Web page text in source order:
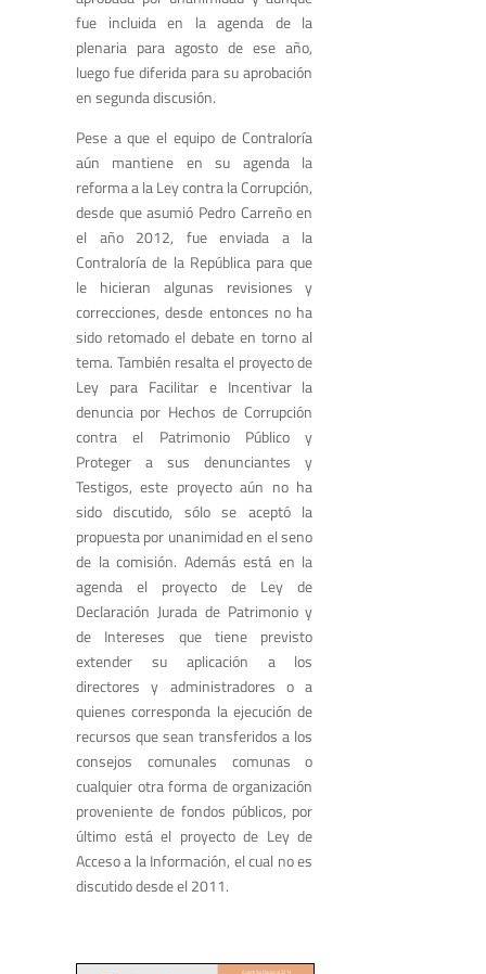
fue incluida en la agenda de la
plenaria para agosto de ese año,
luego fue diferida para su aprobación
en segunda discusión.
Pese a que el equipo de Contraloría
aún mantiene en su agenda la
reforma a la Ley contra la Corrupción,
desde que asumió Pedro Carreño en
el año 2012, fue enviada a la
Contraloría de la República para que
le hicieran algunas revisiones y
correcciones, desde entonces no ha
sido retomado el debate en torno al
tema. También resalta el proyecto de
Ley para Facilitar e Incentivar la
denuncia por Hechos de Corrupción
contra el Patrimonio Público y
Proteger a sus denunciantes y
Testigos, este proyecto aún no ha
sido discutido, sólo se aceptó la
propuesta por unanimidad en el seno
de la comisión. Además está en la
agenda el proyecto de Ley de
Declaración Jurada de Patrimonio y
de Intereses que tiene previsto
extender su aplicación a los
directores y administradores o a
quienes corresponda la ejecución de
recursos que sean transferidos a los
consejos comunales comunas o
cualquier otra forma de organización
proveniente de fondos públicos, por
último está el proyecto de Ley de
Acceso a la Información, el cual no es
discutido desde el 2011.